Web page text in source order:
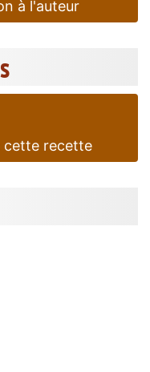
à l'auteur
cette recette